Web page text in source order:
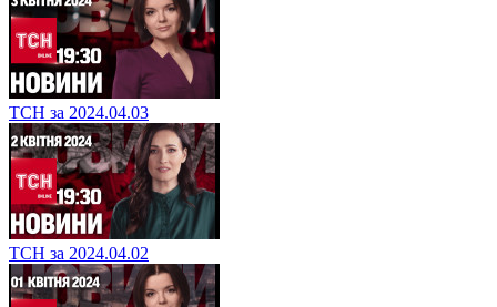
ТСН за 2024.04.03
ТСН за 2024.04.02